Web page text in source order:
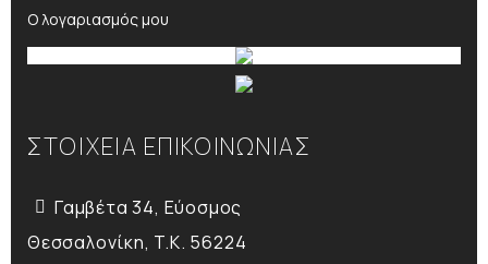
Ο λογαριασμός μου
ΣΤΟΙΧΕΙΑ ΕΠΙΚΟΙΝΩΝΙΑΣ
Γαμβέτα 34, Εύοσμος
Θεσσαλονίκη, T.K. 56224